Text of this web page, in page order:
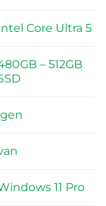
Core Ultra 5
– 512GB
11 Pro